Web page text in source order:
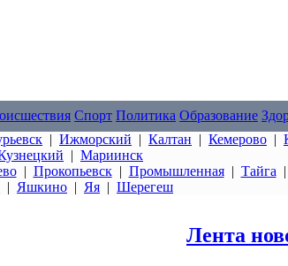
Спорт Политика Образование
| Ижморский | Калтан | Кемерово |
| Мариинск
| Прокопьевск| Промышленная| Тайга |
| Яшкино | Яя | Шерегеш
Лента